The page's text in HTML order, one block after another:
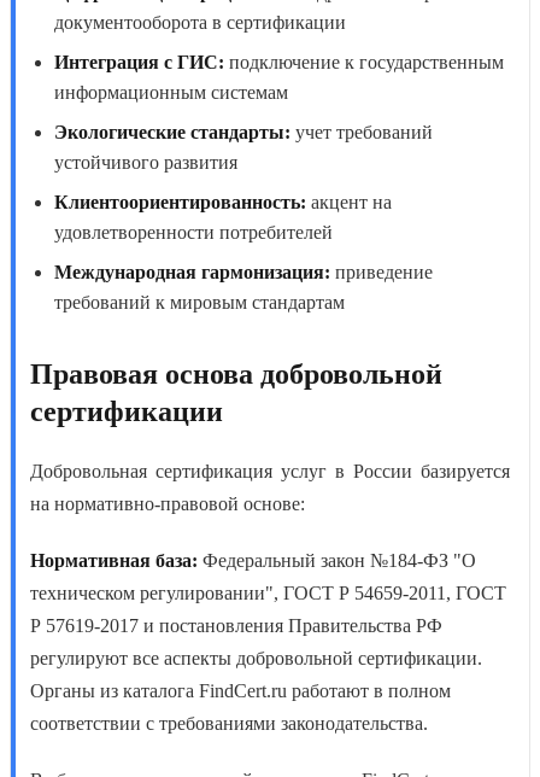
документооборота в сертификации
Интеграция с ГИС: подключение к государственным
информационным системам
Экологические стандарты: учет требований
устойчивого развития
Клиентоориентированность: акцент на
удовлетворенности потребителей
Международная гармонизация: приведение
требований к мировым стандартам
Правовая основа добровольной
сертификации
Добровольная сертификация услуг в России базируется
на нормативно-правовой основе:
Нормативная база: Федеральный закон №184-ФЗ "О
техническом регулировании", ГОСТ Р 54659-2011, ГОСТ
Р 57619-2017 и постановления Правительства РФ
регулируют все аспекты добровольной сертификации.
Органы из каталога FindCert.ru работают в полном
соответствии с требованиями законодательства.